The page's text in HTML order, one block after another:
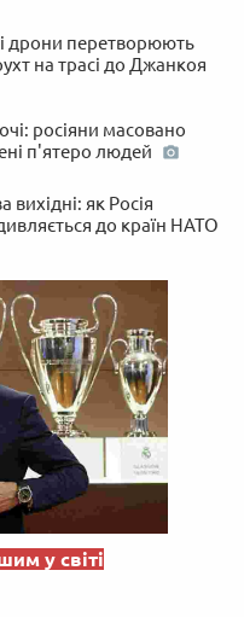
дрони перетворюють
на трасі до Джанкоя
росіяни масовано
п'ятеро людей
вихідні: як Росія
до країн НАТО
у світі